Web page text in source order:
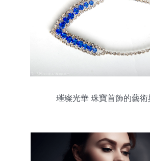
璀璨光華 珠寶首飾的藝術